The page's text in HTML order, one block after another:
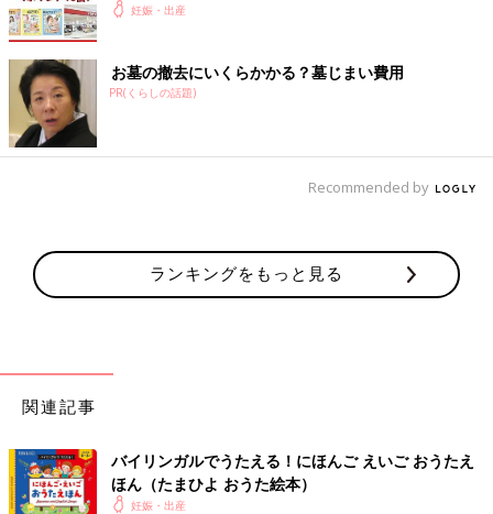
妊娠・出産
お墓の撤去にいくらかかる？墓じまい費用
PR(くらしの話題)
Recommended by
ランキングをもっと見る
関連記事
バイリンガルでうたえる！にほんご えいご おうたえ
ほん（たまひよ おうた絵本）
妊娠・出産